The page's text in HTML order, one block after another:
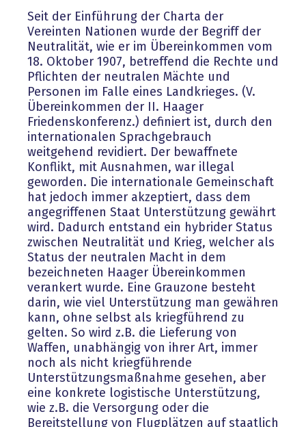
Seit der Einführung der Charta der
Vereinten Nationen wurde der Begriff der
Neutralität, wie er im Übereinkommen vom
18. Oktober 1907, betreffend die Rechte und
Pflichten der neutralen Mächte und
Personen im Falle eines Landkrieges. (V.
Übereinkommen der II. Haager
Friedenskonferenz.) definiert ist, durch den
internationalen Sprachgebrauch
weitgehend revidiert. Der bewaffnete
Konflikt, mit Ausnahmen, war illegal
geworden. Die internationale Gemeinschaft
hat jedoch immer akzeptiert, dass dem
angegriffenen Staat Unterstützung gewährt
wird. Dadurch entstand ein hybrider Status
zwischen Neutralität und Krieg, welcher als
Status der neutralen Macht in dem
bezeichneten Haager Übereinkommen
verankert wurde. Eine Grauzone besteht
darin, wie viel Unterstützung man gewähren
kann, ohne selbst als kriegführend zu
gelten. So wird z.B. die Lieferung von
Waffen, unabhängig von ihrer Art, immer
noch als nicht kriegführende
Unterstützungsmaßnahme gesehen, aber
eine konkrete logistische Unterstützung,
wie z.B. die Versorgung oder die
Bereitstellung von Flugplätzen auf staatlich